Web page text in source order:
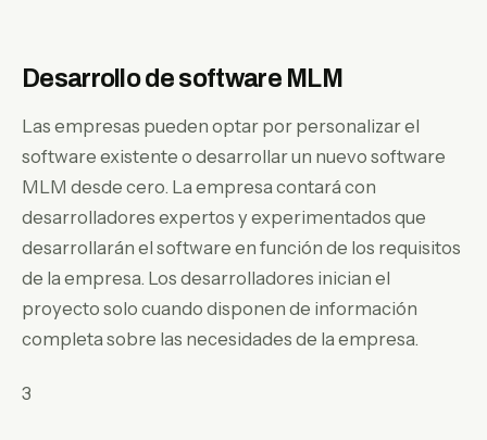
Desarrollo de software MLM
Las empresas pueden optar por personalizar el
software existente o desarrollar un nuevo software
MLM desde cero. La empresa contará con
desarrolladores expertos y experimentados que
desarrollarán el software en función de los requisitos
de la empresa. Los desarrolladores inician el
proyecto solo cuando disponen de información
completa sobre las necesidades de la empresa.
3